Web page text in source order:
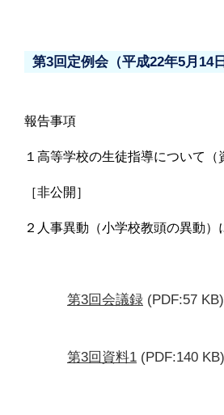
第3回定例会（平成22年5月14日
報告事項
１高等学校の生徒指導について（
［非公開］
２人事異動（小学校教頭の異動）
第3回会議録 (PDF:57 KB)
第3回資料1 (PDF:140 KB)